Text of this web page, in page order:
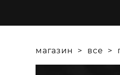
магазин > все >